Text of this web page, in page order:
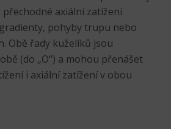
axiální zatížení
pohyby trupu nebo
Obě řady kuželíků jsou
(do „O“) a mohou přenášet
i axiální zatížení v obou